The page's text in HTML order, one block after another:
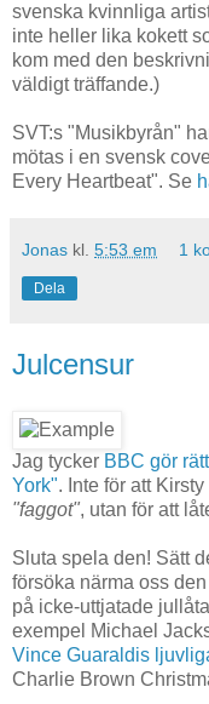
svenska kvinnliga
inte heller lika kokett
kom med den
väldigt träffande.)
SVT:s "Musikbyrån"
mötas i en svensk
Every Heartbeat". Se
Jonas kl. 5:53 em 1
Dela
Julcensur
Jag tycker BBC gör
York". Inte för att
"faggot", utan för att
Sluta spela den! Sätt
försöka närma oss
på icke-uttjatade
exempel Michael
Vince Guaraldis
Charlie Brown